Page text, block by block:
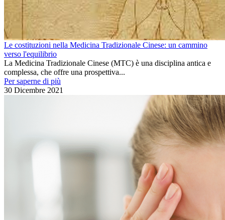
Le costituzioni nella Medicina Tradizionale Cinese: un cammino
verso l'equilibrio
La Medicina Tradizionale Cinese (MTC) è una disciplina antica e
complessa, che offre una prospettiva...
Per saperne di più
30 Dicembre 2021